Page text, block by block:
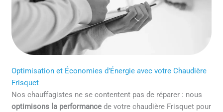
Optimisation et Économies d’Énergie avec votre Chaudière
Frisquet
Nos chauffagistes ne se contentent pas de réparer : nous
optimisons la performance de votre chaudière Frisquet pour